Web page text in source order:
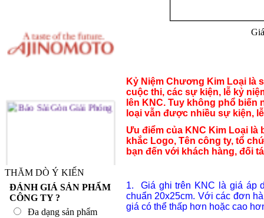
THĂM DÒ Ý KIẾN
ĐÁNH GIÁ SẢN PHẨM
CÔNG TY ?
Đa dạng sản phẩm
Kỷ Niệm Chương Kim Loại là
cuộc thi, các sự kiện, lễ kỷ
lên KNC. Tuy không phổ
loại vẫn được nhiều sự kiện,
Ưu điểm của KNC Kim Loại là
khắc Logo, Tên công ty, tổ
bạn đến với khách hàng, đối
1. Giá ghi trên KNC là giá áp
chuẩn 20x25cm. Với các đơn
giá có thể thấp hơn hoặc cao